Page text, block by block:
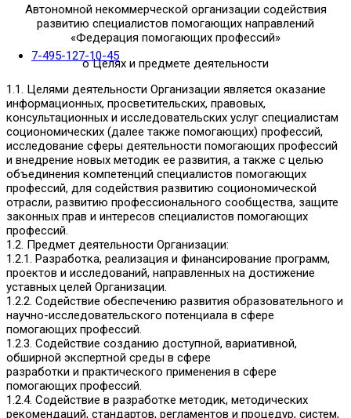
7-495-127-10-45
Автономной некоммерческой организации содействия
развитию специалистов помогающих направлений
«Федерация помогающих профессий»
о Целях и предмете деятельности
1.1. Целями деятельности Организации является оказание
информационных, просветительских, правовых,
консультационных и исследовательских услуг специалистам
социономических (далее также помогающих) профессий,
исследование сферы деятельности помогающих профессий
и внедрение новых методик ее развития, а также с целью
объединения компетенций специалистов помогающих
профессий, для содействия развитию социономической
отрасли, развитию профессионального сообщества, защите
законных прав и интересов специалистов помогающих
профессий.
1.2. Предмет деятельности Организации:
1.2.1. Разработка, реализация и финансирование программ,
проектов и исследований, направленных на достижение
уставных целей Организации.
1.2.2. Содействие обеспечению развития образовательного и
научно-исследовательского потенциала в сфере
помогающих профессий.
1.2.3. Содействие созданию доступной, вариативной,
обширной экспертной среды в сфере
разработки и практического применения в сфере
помогающих профессий.
1.2.4. Содействие в разработке методик, методических
рекомендаций, стандартов, регламентов и процедур, систем,